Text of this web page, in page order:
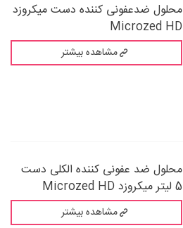
محلول ضدعفونى ‌کننده دست ميکروزد
Microzed HD
مشاهده بیشتر
محلول ضد عفونی کننده الکلی دست
5 لیتر میکروزد Microzed HD
مشاهده بیشتر